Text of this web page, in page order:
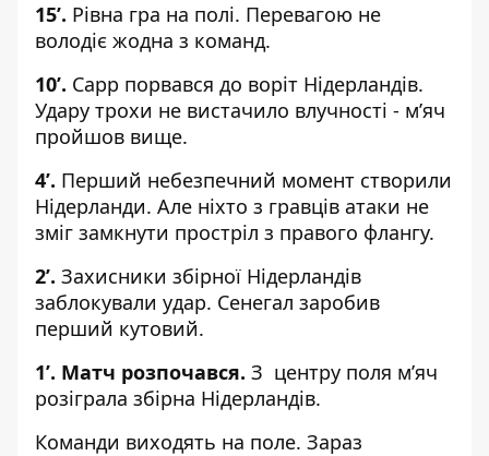
15’. Рівна гра на полі. Перевагою не
володіє жодна з команд.
10’. Сарр порвався до воріт Нідерландів.
Удару трохи не вистачило влучності - м’яч
пройшов вище.
4’. Перший небезпечний момент створили
Нідерланди. Але ніхто з гравців атаки не
зміг замкнути простріл з правого флангу.
2’. Захисники збірної Нідерландів
заблокували удар. Сенегал заробив
перший кутовий.
1’. Матч розпочався. З центру поля м’яч
розіграла збірна Нідерландів.
Команди виходять на поле. Зараз